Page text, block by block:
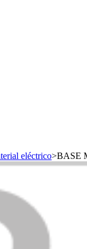
eléctrico>BASE